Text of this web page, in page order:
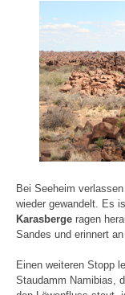
Bei Seeheim
wieder gewandelt. Es
Karasberge ragen
Sandes und erinnert
Einen weiteren Stopp
Staudamm Namibias,